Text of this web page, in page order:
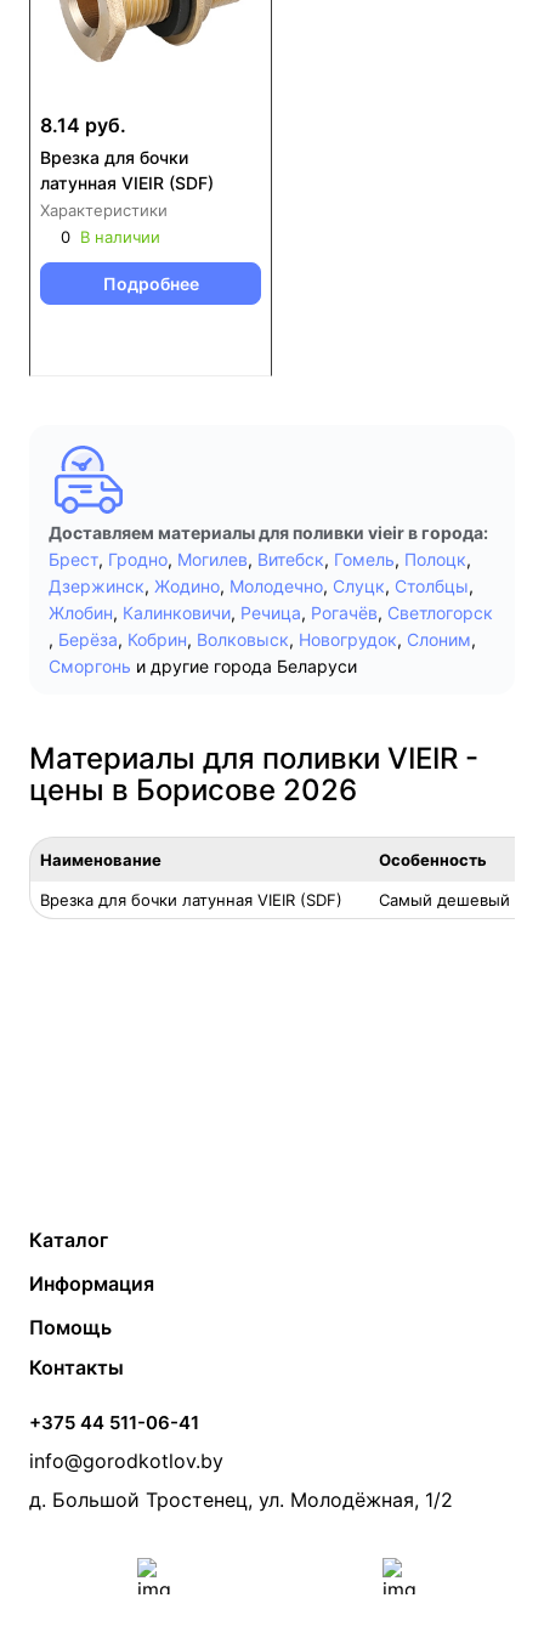
8.14 руб.
Врезка для бочки
латунная VIEIR (SDF)
Характеристики
0 В наличии
Подробнее
Доставляем материалы для поливки vieir в города:
Брест, Гродно, Могилев, Витебск, Гомель, Полоцк,
Дзержинск, Жодино, Молодечно, Слуцк, Столбцы,
Жлобин, Калинковичи, Речица, Рогачёв, Светлогорск
, Берёза, Кобрин, Волковыск, Новогрудок, Слоним,
Сморгонь и другие города Беларуси
Материалы для поливки VIEIR -
цены в Борисове 2026
Наименование Особенность
Врезка для бочки латунная VIEIR (SDF) Самый дешевый
Каталог
Твердотопливные котлы
Электрические котлы
Банные печи
Камины и печи
Теплый пол
Радиаторы
Насосы
Дымоходы
Информация
Контакты
Статьи
Акции
Производители
Помощь
Монтаж систем отопления
Прайс по монтажу систем отопления
Проект систем отопления
Контакты
+375 44 511-06-41
info@gorodkotlov.by
д. Большой Тростенец, ул. Молодёжная, 1/2